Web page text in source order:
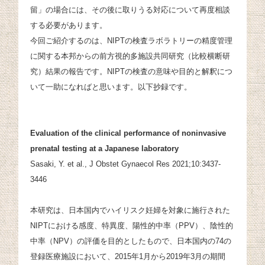
留」の場合には、その後に取りうる対応について再度相談
する必要があります。
今回ご紹介するのは、NIPTの検査ラボラトリーの精度管理
に関する本邦からの前方視的多施設共同研究（比較横断研
究）結果の報告です。NIPTの検査の意味や目的と解釈につ
いて一助になればと思います。以下抄録です。
Evaluation of the clinical performance of noninvasive
prenatal testing at a Japanese laboratory
Sasaki, Y. et al., J Obstet Gynaecol Res 2021;10:3437-
3446
本研究は、日本国内でハイリスク妊婦を対象に施行された
NIPTにおける感度、特異度、陽性的中率（PPV）、陰性的
中率（NPV）の評価を目的としたもので、日本国内の74の
登録医療施設において、2015年1月から2019年3月の期間